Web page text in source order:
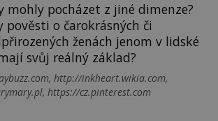
mohly pocházet z jiné dimenze?
pověsti o čarokrásných či
ženách jenom v lidské
svůj reálný základ?
http://inkheart.wikia.com,
https://cz.pinterest.com